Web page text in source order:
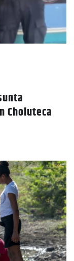
Choluteca